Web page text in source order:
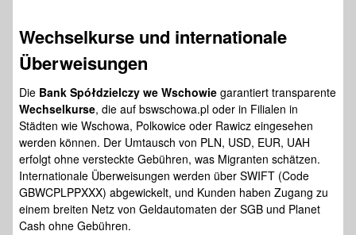
Wechselkurse und internationale
Überweisungen
Die Bank Spółdzielczy we Wschowie garantiert transparente
Wechselkurse, die auf bswschowa.pl oder in Filialen in
Städten wie Wschowa, Polkowice oder Rawicz eingesehen
werden können. Der Umtausch von PLN, USD, EUR, UAH
erfolgt ohne versteckte Gebühren, was Migranten schätzen.
Internationale Überweisungen werden über SWIFT (Code
GBWCPLPPXXX) abgewickelt, und Kunden haben Zugang zu
einem breiten Netz von Geldautomaten der SGB und Planet
Cash ohne Gebühren.